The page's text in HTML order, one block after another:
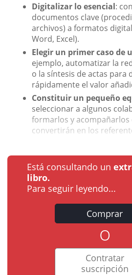
Digitalizar lo esencial:
documentos clave
archivos) a formatos
Word, Excel).
Elegir un primer caso de
ejemplo, automatizar la
o la síntesis de actas para
rápidamente el valor
Constituir un pequeño
seleccionar a algunos
formarlos y acompañarlos
convertirán en los
Está consultando un
libro.
Para seguir leyendo...
Comprar
o
Contratar
suscripción